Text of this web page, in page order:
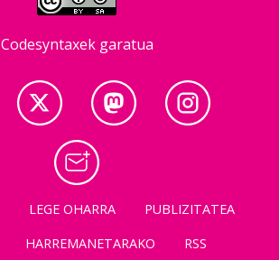
Codesyntaxek garatua
LEGE OHARRA
PUBLIZITATEA
HARREMANETARAKO RSS